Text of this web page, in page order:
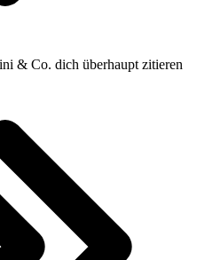
& Co. dich überhaupt zitieren